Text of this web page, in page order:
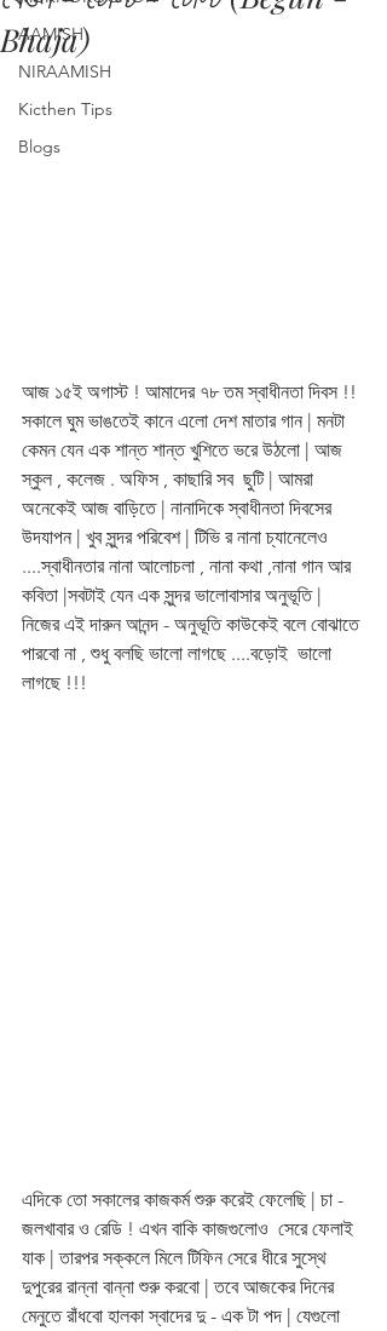
AAMISH
NIRAAMISH
Kicthen Tips
Blogs
Bhaja)
আজ ১৫ই অগাস্ট ! আমাদের ৭৮ তম স্বাধীনতা দিবস !!
সকালে ঘুম ভাঙতেই কানে এলো দেশ মাতার গান | মনটা
কেমন যেন এক শান্ত শান্ত খুশিতে ভরে উঠলো | আজ
স্কুল , কলেজ . অফিস , কাছারি সব  ছুটি | আমরা
অনেকেই আজ বাড়িতে | নানাদিকে স্বাধীনতা দিবসের
উদযাপন | খুব সুন্দর পরিবেশ | টিভি র নানা চ্যানেলেও
....স্বাধীনতার নানা আলোচলা , নানা কথা ,নানা গান আর
কবিতা |সবটাই যেন এক সুন্দর ভালোবাসার অনুভূতি |
নিজের এই দারুন আনন্দ - অনুভূতি কাউকেই বলে বোঝাতে
পারবো না , শুধু বলছি ভালো লাগছে ....বড়োই  ভালো
লাগছে !!!
এদিকে তো সকালের কাজকর্ম শুরু করেই ফেলেছি | চা -
জলখাবার ও রেডি ! এখন বাকি কাজগুলোও  সেরে ফেলাই
যাক | তারপর সক্কলে মিলে টিফিন সেরে ধীরে সুস্থে
দুপুরের রান্না বান্না শুরু করবো | তবে আজকের দিনের
মেনুতে রাঁধবো হালকা স্বাদের দু - এক টা পদ | যেগুলো